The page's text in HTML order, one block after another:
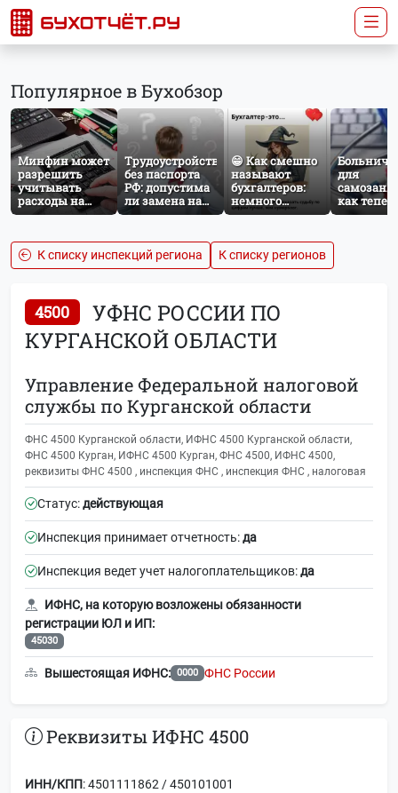
Популярное в Бухобзор
Минфин может
разрешить
учитывать
расходы на
защиту от
расчёте налога
на прибыль
Трудоустройство
без паспорта
РФ: допустима
ли замена на
загранпаспорт?
😁 Как смешно
называют
бухгалтеров:
немного
профессионального
для
как
работает
К списку инспекций региона К списку регионов
4500
УФНС РОССИИ ПО
КУРГАНСКОЙ ОБЛАСТИ
Управление Федеральной налоговой
службы по Курганской области
ФНС 4500 Курганской области, ИФНС 4500 Курганской области,
ФНС 4500 Курган, ИФНС 4500 Курган, ФНС 4500, ИФНС 4500,
реквизиты ФНС 4500 , инспекция ФНС , инспекция ФНС , налоговая
Статус:действующая
Инспекция принимает отчетность:да
Инспекция ведет учет налогоплательщиков:да
ИФНС, на которую возложены обязанности
регистрации ЮЛ и ИП:
45030
Вышестоящая ИФНС: 0000 ФНС России
Реквизиты ИФНС 4500
ИНН/КПП: 4501111862 / 450101001